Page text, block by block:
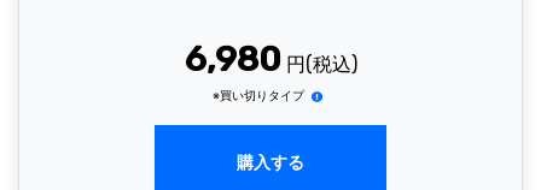
6,980 円(税込)
※買い切りタイプ
購入する